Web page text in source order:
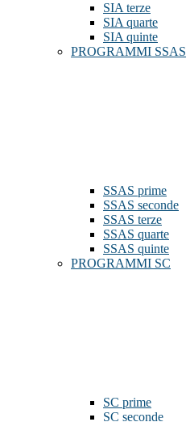
SIA terze
SIA quarte
SIA quinte
PROGRAMMI SSAS
SSAS prime
SSAS seconde
SSAS terze
SSAS quarte
SSAS quinte
PROGRAMMI SC
SC prime
SC seconde